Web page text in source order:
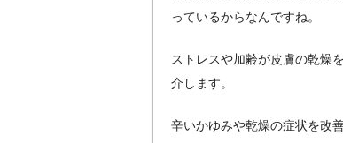
っているからなんですね。
ストレスや加齢が皮膚の乾燥
介します。
辛いかゆみや乾燥の症状を改